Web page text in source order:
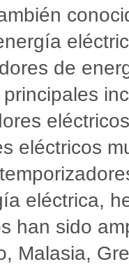
de
eléctricos
eléctrica,
han sido
Malasia,